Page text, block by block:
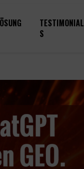
TESTIMONIAL
S